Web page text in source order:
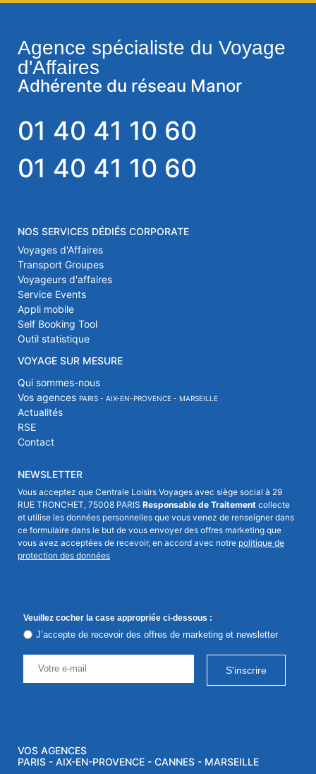
Agence spécialiste du Voyage
d'Affaires
Adhérente du réseau Manor
01 40 41 10 60
01 40 41 10 60
NOS SERVICES DÉDIÉS CORPORATE
Voyages d'Affaires
Transport Groupes
Voyageurs d'affaires
Service Events
Appli mobile
Self Booking Tool
Outil statistique
VOYAGE SUR MESURE
Qui sommes-nous
Vos agences PARIS - AIX-EN-PROVENCE - MARSEILLE
Actualités
RSE
Contact
NEWSLETTER
Vous acceptez que Centrale Loisirs Voyages avec siège social à 29
RUE TRONCHET, 75008 PARIS Responsable de Traitement collecte
et utilise les données personnelles que vous venez de renseigner dans
ce formulaire dans le but de vous envoyer des offres marketing que
vous avez acceptées de recevoir, en accord avec notre politique de
protection des données
Veuillez cocher la case appropriée ci-dessous : *
J’accepte de recevoir des offres de marketing et newsletter
S'inscrire
VOS AGENCES
PARIS - AIX-EN-PROVENCE - CANNES - MARSEILLE